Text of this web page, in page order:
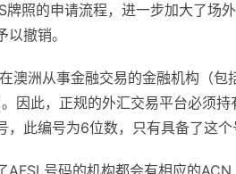
牌照的申请流程，进一步加大了场
撤销。
澳洲从事金融交易的金融机构（
因此，正规的外汇交易平台必须
此编号为6位数，只有具备了这个
AFSL号码的机构都会有相应的